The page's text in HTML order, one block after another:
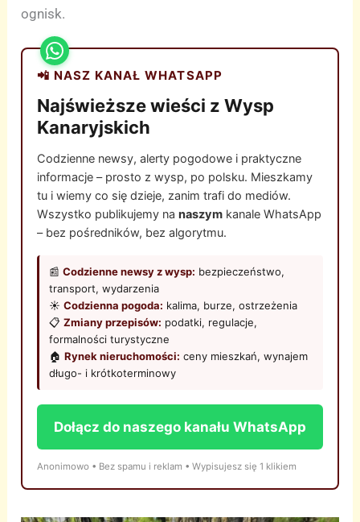
ognisk.
📲 NASZ KANAŁ WHATSAPP
Najświeższe wieści z Wysp
Kanaryjskich
Codzienne newsy, alerty pogodowe i praktyczne
informacje – prosto z wysp, po polsku. Mieszkamy
tu i wiemy co się dzieje, zanim trafi do mediów.
Wszystko publikujemy nanaszym kanale WhatsApp
– bez pośredników, bez algorytmu.
📰Codzienne newsy z wysp: bezpieczeństwo,
transport, wydarzenia
☀️Codzienna pogoda: kalima, burze, ostrzeżenia
📋Zmiany przepisów: podatki, regulacje,
formalności turystyczne
🏠Rynek nieruchomości: ceny mieszkań, wynajem
długo- i krótkoterminowy
Dołącz do naszego kanału WhatsApp
Anonimowo • Bez spamu i reklam • Wypisujesz się 1 klikiem